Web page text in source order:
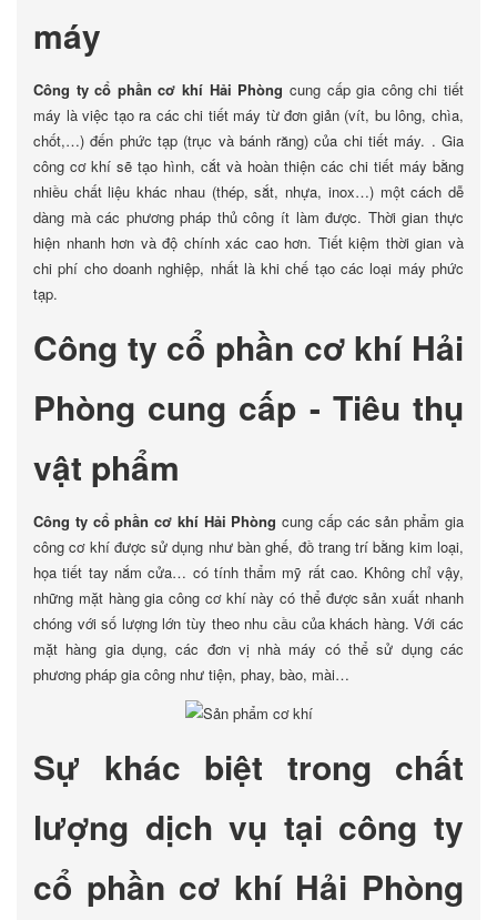
máy
Công ty cổ phần cơ khí Hải Phòng cung cấp gia công chi tiết
máy là việc tạo ra các chi tiết máy từ đơn giản (vít, bu lông, chìa,
chốt,…) đến phức tạp (trục và bánh răng) của chi tiết máy. . Gia
công cơ khí sẽ tạo hình, cắt và hoàn thiện các chi tiết máy bằng
nhiều chất liệu khác nhau (thép, sắt, nhựa, inox…) một cách dễ
dàng mà các phương pháp thủ công ít làm được. Thời gian thực
hiện nhanh hơn và độ chính xác cao hơn. Tiết kiệm thời gian và
chi phí cho doanh nghiệp, nhất là khi chế tạo các loại máy phức
tạp.
Công ty cổ phần cơ khí Hải
Phòng cung cấp - Tiêu thụ
vật phẩm
Công ty cổ phần cơ khí Hải Phòng cung cấp các sản phẩm gia
công cơ khí được sử dụng như bàn ghế, đồ trang trí bằng kim loại,
họa tiết tay nắm cửa… có tính thẩm mỹ rất cao. Không chỉ vậy,
những mặt hàng gia công cơ khí này có thể được sản xuất nhanh
chóng với số lượng lớn tùy theo nhu cầu của khách hàng. Với các
mặt hàng gia dụng, các đơn vị nhà máy có thể sử dụng các
phương pháp gia công như tiện, phay, bào, mài…
Sự khác biệt trong chất
lượng dịch vụ tại công ty
cổ phần cơ khí Hải Phòng